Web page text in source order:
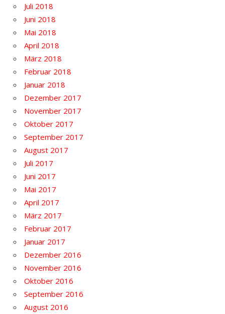
Juli 2018
Juni 2018
Mai 2018
April 2018
März 2018
Februar 2018
Januar 2018
Dezember 2017
November 2017
Oktober 2017
September 2017
August 2017
Juli 2017
Juni 2017
Mai 2017
April 2017
März 2017
Februar 2017
Januar 2017
Dezember 2016
November 2016
Oktober 2016
September 2016
August 2016